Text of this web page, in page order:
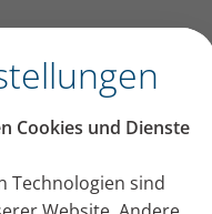
Cookies und Dienste
Technologien sind
Gran Paradiso –
hoch hinaus
Paradiso in